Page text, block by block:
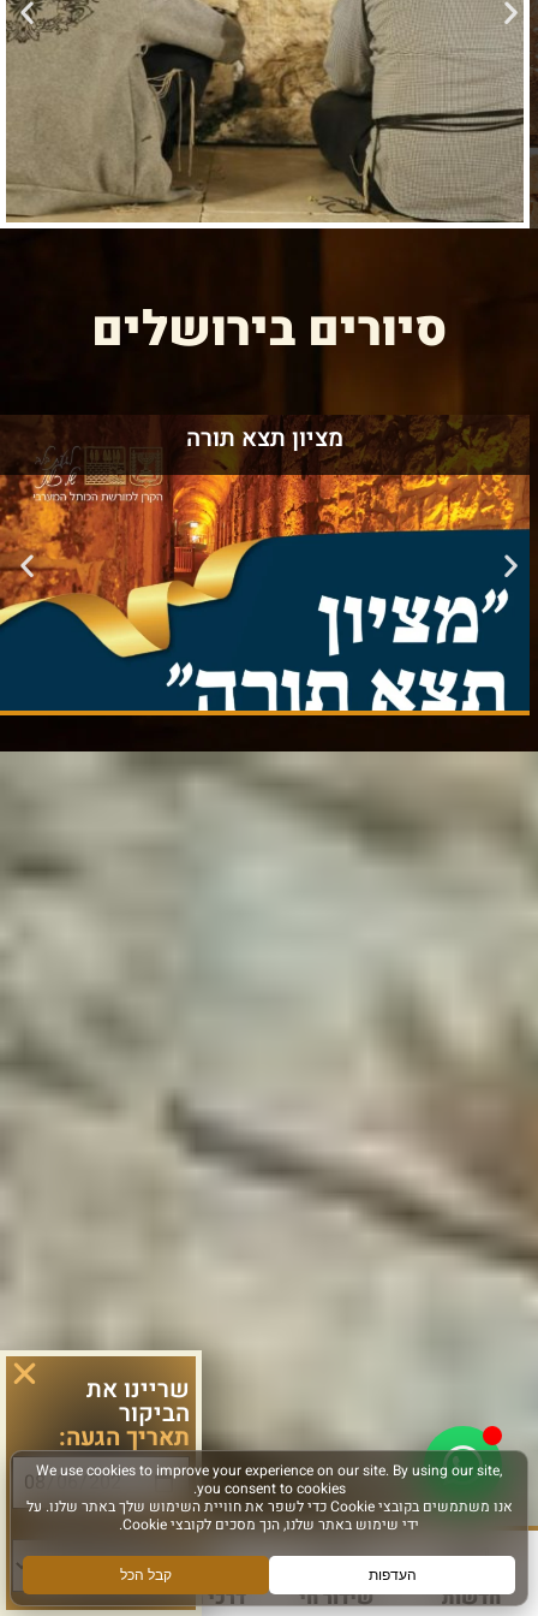
סיורים בירושלים
מציון תצא תורה
חדשות שידור חי דרכי הגעה עוד
שריינו את
הביקור
תאריך הגעה:
סוג פעילות: